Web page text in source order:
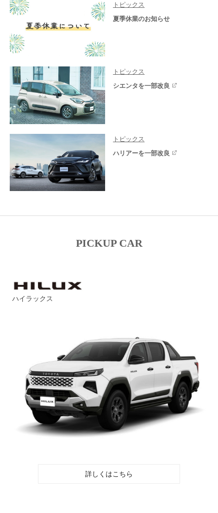
トピックス
夏季休業のお知らせ
トピックス
シエンタを一部改良
トピックス
ハリアーを一部改良
PICKUP CAR
ハイラックス
詳しくはこちら